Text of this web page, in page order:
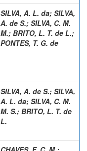
SILVA, A. L. da; SILVA,
A. de S.; SILVA, C. M.
M.; BRITO, L. T. de L.;
PONTES, T. G. de
SILVA, A. de S.; SILVA,
A. L. da; SILVA, C. M.
M. S.; BRITO, L. T. de
L.